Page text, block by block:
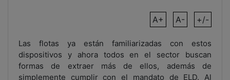
A+ A- +/-
Las flotas ya están familiarizadas con estos
dispositivos y ahora todos en el sector buscan
formas de extraer más de ellos, además de
simplemente cumplir con el mandato de ELD. Al